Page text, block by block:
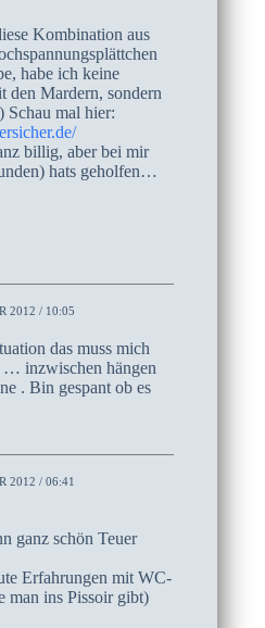
Kombination aus
habe ich keine
den Mardern, sondern
Schau mal hier:
billig, aber bei mir
hats geholfen…
2012 / 10:05
das muss mich
… inzwischen hängen
. Bin gespant ob es
2012 / 06:41
ganz schön Teuer
Erfahrungen mit WC-
man ins Pissoir gibt)